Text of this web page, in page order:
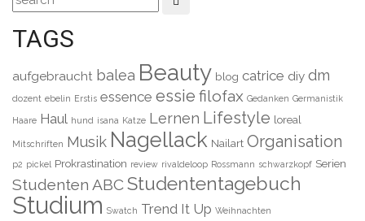
TAGS
aufgebraucht balea Beauty blog catrice diy dm
dozent ebelin Erstis essence essie filofax Gedanken Germanistik
Haare Haul hund isana Katze Lernen Lifestyle loreal
Mitschriften Musik Nagellack Nailart Organisation
p2 pickel Prokrastination review rivaldeloop Rossmann schwarzkopf Serien
Studenten ABCStudententagebuch
Studium Swatch Trend It Up Weihnachten